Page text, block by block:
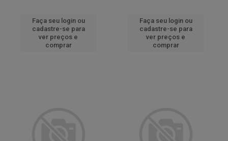
Faça seu login ou
cadastre-se para
ver preços e
comprar
Faça seu login ou
cadastre-se para
ver preços e
comprar